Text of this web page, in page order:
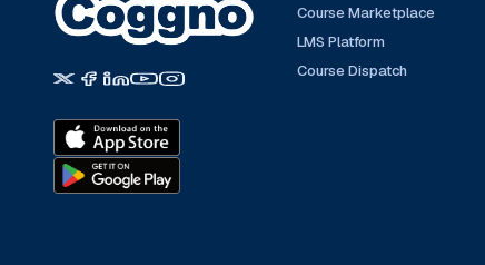
Course Marketplace
LMS Platform
Course Dispatch